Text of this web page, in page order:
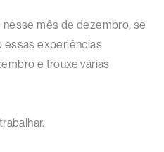
mês de dezembro, se
essas experiências
e trouxe várias